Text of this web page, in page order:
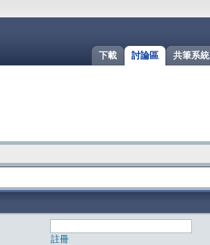
共筆系統
討論區
下載
註冊